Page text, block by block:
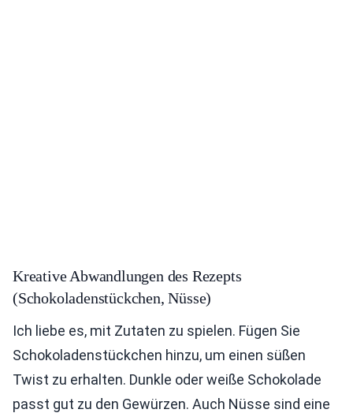
Kreative Abwandlungen des Rezepts
(Schokoladenstückchen, Nüsse)
Ich liebe es, mit Zutaten zu spielen. Fügen Sie
Schokoladenstückchen hinzu, um einen süßen
Twist zu erhalten. Dunkle oder weiße Schokolade
passt gut zu den Gewürzen. Auch Nüsse sind eine